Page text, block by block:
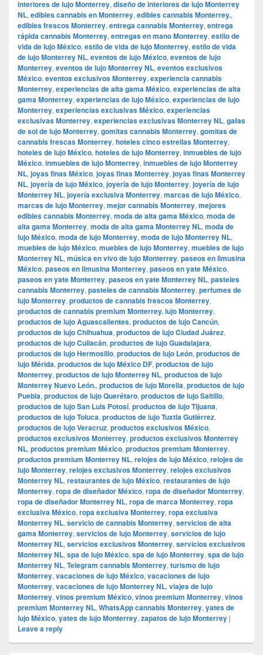
interiores de lujo Monterrey, diseño de interiores de lujo Monterrey
NL, edibles cannabis en Monterrey, edibles cannabis Monterrey.,
edibles frescos Monterrey, entrega cannabis Monterrey, entrega
rápida cannabis Monterrey, entregas en mano Monterrey, estilo de
vida de lujo México, estilo de vida de lujo Monterrey, estilo de vida
de lujo Monterrey NL, eventos de lujo México, eventos de lujo
Monterrey, eventos de lujo Monterrey NL, eventos exclusivos
México, eventos exclusivos Monterrey, experiencia cannabis
Monterrey, experiencias de alta gama México, experiencias de alta
gama Monterrey, experiencias de lujo México, experiencias de lujo
Monterrey, experiencias exclusivas México, experiencias
exclusivas Monterrey, experiencias exclusivas Monterrey NL, gafas
de sol de lujo Monterrey, gomitas cannabis Monterrey, gomitas de
cannabis frescas Monterrey, hoteles cinco estrellas Monterrey,
hoteles de lujo México, hoteles de lujo Monterrey, inmuebles de lujo
México, inmuebles de lujo Monterrey, inmuebles de lujo Monterrey
NL, joyas finas México, joyas finas Monterrey, joyas finas Monterrey
NL, joyería de lujo México, joyería de lujo Monterrey, joyería de lujo
Monterrey NL, joyería exclusiva Monterrey, marcas de lujo México,
marcas de lujo Monterrey, mejor cannabis Monterrey, mejores
edibles cannabis Monterrey, moda de alta gama México, moda de
alta gama Monterrey, moda de alta gama Monterrey NL, moda de
lujo México, moda de lujo Monterrey, moda de lujo Monterrey NL,
muebles de lujo México, muebles de lujo Monterrey, muebles de lujo
Monterrey NL, música en vivo de lujo Monterrey, paseos en limusina
México, paseos en limusina Monterrey, paseos en yate México,
paseos en yate Monterrey, paseos en yate Monterrey NL, pasteles
cannabis Monterrey, pasteles de cannabis Monterrey, perfumes de
lujo Monterrey, productos de cannabis frescos Monterrey,
productos de cannabis premium Monterrey. lujo Monterrey,
productos de lujo Aguascalientes, productos de lujo Cancún,
productos de lujo Chihuahua, productos de lujo Ciudad Juárez,
productos de lujo Culiacán, productos de lujo Guadalajara,
productos de lujo Hermosillo, productos de lujo León, productos de
lujo Mérida, productos de lujo México DF, productos de lujo
Monterrey, productos de lujo Monterrey NL, productos de lujo
Monterrey Nuevo León., productos de lujo Morelia, productos de lujo
Puebla, productos de lujo Querétaro, productos de lujo Saltillo,
productos de lujo San Luis Potosí, productos de lujo Tijuana,
productos de lujo Toluca, productos de lujo Tuxtla Gutiérrez,
productos de lujo Veracruz, productos exclusivos México,
productos exclusivos Monterrey, productos exclusivos Monterrey
NL, productos premium México, productos premium Monterrey,
productos premium Monterrey NL, relojes de lujo México, relojes de
lujo Monterrey, relojes exclusivos Monterrey, relojes exclusivos
Monterrey NL, restaurantes de lujo México, restaurantes de lujo
Monterrey, ropa de diseñador México, ropa de diseñador Monterrey,
ropa de diseñador Monterrey NL, ropa de marca Monterrey, ropa
exclusiva México, ropa exclusiva Monterrey, ropa exclusiva
Monterrey NL, servicio de cannabis Monterrey, servicios de alta
gama Monterrey, servicios de lujo Monterrey, servicios de lujo
Monterrey NL, servicios exclusivos Monterrey, servicios exclusivos
Monterrey NL, spa de lujo México, spa de lujo Monterrey, spa de lujo
Monterrey NL, Telegram cannabis Monterrey, turismo de lujo
Monterrey, vacaciones de lujo México, vacaciones de lujo
Monterrey, vacaciones de lujo Monterrey NL, viajes de lujo
Monterrey, vinos premium México, vinos premium Monterrey, vinos
premium Monterrey NL, WhatsApp cannabis Monterrey, yates de
lujo México, yates de lujo Monterrey, zapatos de lujo Monterrey |
Leave a reply